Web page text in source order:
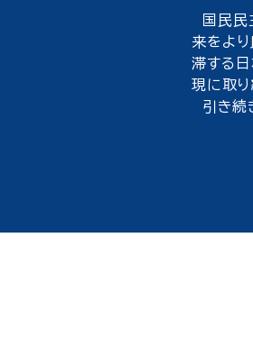
国民民
来をよ
滞する
現に取り
引き続